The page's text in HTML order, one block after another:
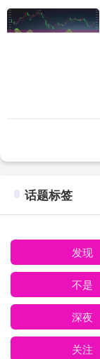
话题标签
发现
不是
深夜
关注